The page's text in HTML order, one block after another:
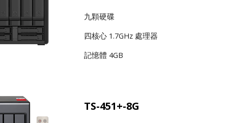
九顆硬碟
四核心 1.7GHz 處理器
記憶體 4GB
TS-451+-8G